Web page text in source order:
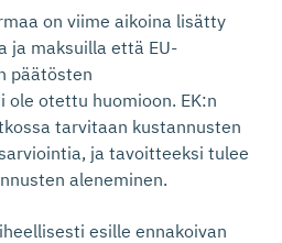
on viime aikoina lisätty
ja maksuilla että EU-
päätösten
ole otettu huomioon. EK:n
tarvitaan kustannusten
ja tavoitteeksi tulee
aleneminen.
esille ennakoivan